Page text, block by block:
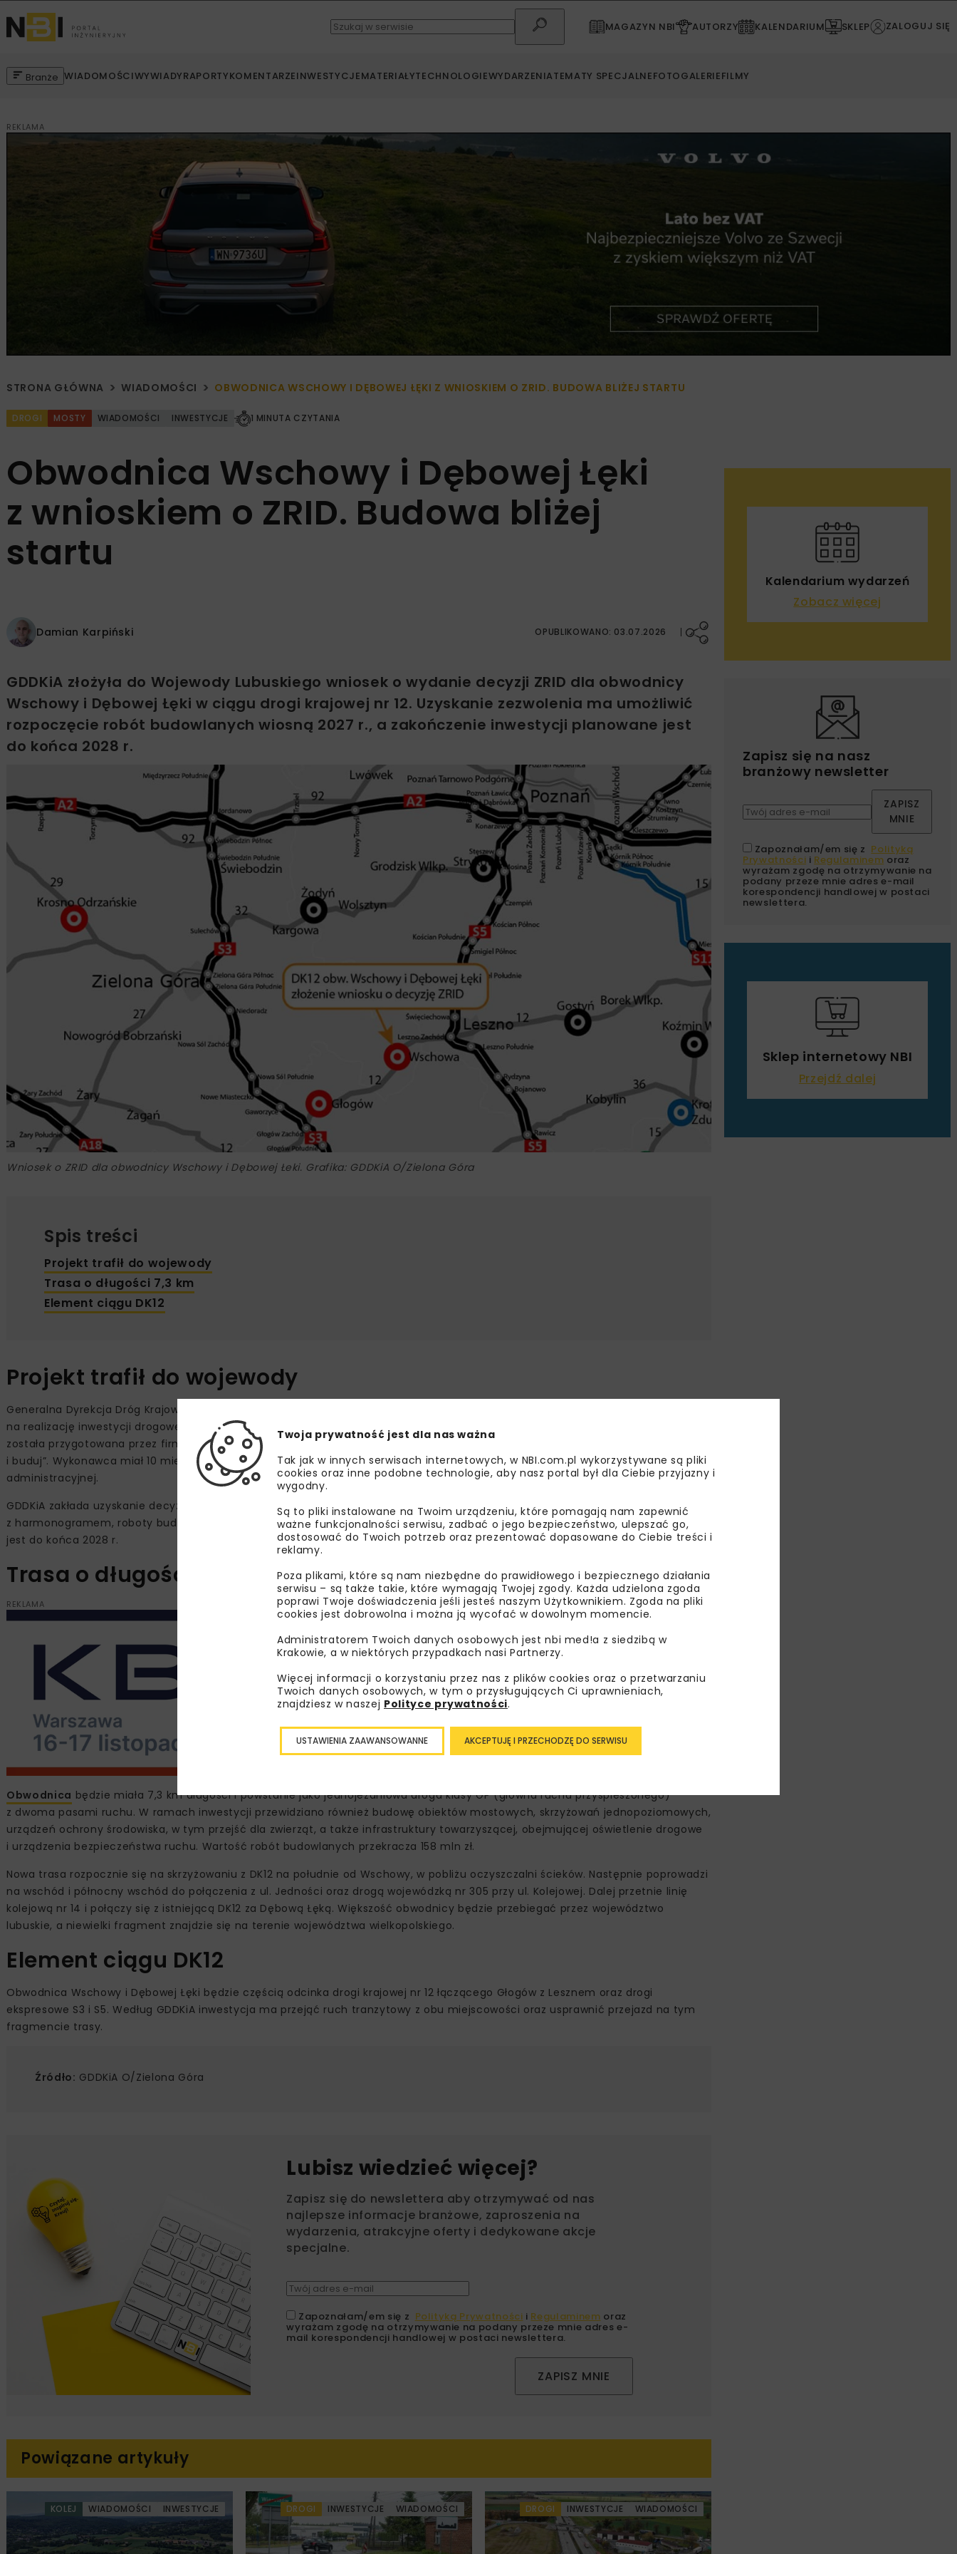
MAGAZYN NBI AUTORZY KALENDARIUM SKLEP ZALOGUJ SIĘ
Branże WIADOMOŚCIWYWIADYRAPORTYKOMENTARZEINWESTYCJEMATERIAŁYTECHNOLOGIEWYDARZENIATEMATY SPECJALNEFOTOGALERIEFILMY
REKLAMA
STRONA GŁÓWNA WIADOMOŚCI OBWODNICA WSCHOWY I DĘBOWEJ ŁĘKI Z WNIOSKIEM O ZRID. BUDOWA BLIŻEJ STARTU
DROGI MOSTY WIADOMOŚCI INWESTYCJE 1 MINUTA CZYTANIA
Obwodnica Wschowy i Dębowej Łęki
z wnioskiem o ZRID. Budowa bliżej
startu
Damian Karpiński OPUBLIKOWANO: 03.07.2026
GDDKiA złożyła do Wojewody Lubuskiego wniosek o wydanie decyzji ZRID dla obwodnicy
Wschowy i Dębowej Łęki w ciągu drogi krajowej nr 12. Uzyskanie zezwolenia ma umożliwić
rozpoczęcie robót budowlanych wiosną 2027 r., a zakończenie inwestycji planowane jest
do końca 2028 r.
Wniosek o ZRID dla obwodnicy Wschowy i Dębowej Łeki. Grafika: GDDKiA O/Zielona Góra
Spis treści
Projekt trafił do wojewody
Trasa o długości 7,3 km
Element ciągu DK12
Projekt trafił do wojewody
Generalna Dyrekcja Dróg Krajowych i Autostrad przekazała do Wojewody Lubuskiego wniosek o wydanie decyzji o zezwoleniu
na realizację inwestycji drogowej (ZRID) dla obwodnicy Wschowy i Dębowej Łęki w ciągu drogi krajowej nr 12. Dokumentacja
została przygotowana przez firmę Mirbud, z którą we wrześniu 2025 r. podpisano umowę na realizację zadania w formule „Projektuj
i buduj”. Wykonawca miał 10 miesięcy na opracowanie projektu budowlanego, niezbędnego do rozpoczęcia procedury
administracyjnej.
GDDKiA zakłada uzyskanie decyzji ZRID na początku 2027 r. Jeśli postępowanie administracyjne przebiegnie zgodnie
z harmonogramem, roboty budowlane rozpoczną się wiosną przyszłego roku. Udostępnienie nowej trasy kierowcom planowane
jest do końca 2028 r.
Trasa o długości 7,3 km
REKLAMA
Obwodnica będzie miała 7,3 km długości i powstanie jako jednojezdniowa droga klasy GP (główna ruchu przyspieszonego)
z dwoma pasami ruchu. W ramach inwestycji przewidziano również budowę obiektów mostowych, skrzyżowań jednopoziomowych,
urządzeń ochrony środowiska, w tym przejść dla zwierząt, a także infrastruktury towarzyszącej, obejmującej oświetlenie drogowe
i urządzenia bezpieczeństwa ruchu. Wartość robót budowlanych przekracza 158 mln zł.
Nowa trasa rozpocznie się na skrzyżowaniu z DK12 na południe od Wschowy, w pobliżu oczyszczalni ścieków. Następnie poprowadzi
na wschód i północny wschód do połączenia z ul. Jedności oraz drogą wojewódzką nr 305 przy ul. Kolejowej. Dalej przetnie linię
kolejową nr 14 i połączy się z istniejącą DK12 za Dębową Łęką. Większość obwodnicy będzie przebiegać przez województwo
lubuskie, a niewielki fragment znajdzie się na terenie województwa wielkopolskiego.
Element ciągu DK12
Obwodnica Wschowy i Dębowej Łęki będzie częścią odcinka drogi krajowej nr 12 łączącego Głogów z Lesznem oraz drogi
ekspresowe S3 i S5. Według GDDKiA inwestycja ma przejąć ruch tranzytowy z obu miejscowości oraz usprawnić przejazd na tym
fragmencie trasy.
Źródło: GDDKiA O/Zielona Góra
Lubisz wiedzieć więcej?
Zapisz się do newslettera aby otrzymywać od nas
najlepsze informacje branżowe, zaproszenia na
wydarzenia, atrakcyjne oferty i dedykowane akcje
specjalne.
Zapoznałam/em się z Polityką Prywatności i Regulaminem oraz
wyrażam zgodę na otrzymywanie na podany przeze mnie adres e-
mail korespondencji handlowej w postaci newslettera.
ZAPISZ MNIE
Powiązane artykuły
KOLEJ WIADOMOŚCI INWESTYCJE DROGI INWESTYCJE WIADOMOŚCI DROGI INWESTYCJE WIADOMOŚCI
Kalendarium wydarzeń
Zobacz więcej
Zapisz się na nasz
branżowy newsletter
ZAPISZ
MNIE
Zapoznałam/em się z Polityką
Prywatności i Regulaminem oraz
wyrażam zgodę na otrzymywanie na
podany przeze mnie adres e-mail
korespondencji handlowej w postaci
newslettera.
Sklep internetowy NBI
Przejdź dalej
Twoja prywatność jest dla nas ważna
Tak jak w innych serwisach internetowych, w NBI.com.pl wykorzystywane są pliki
cookies oraz inne podobne technologie, aby nasz portal był dla Ciebie przyjazny i
wygodny.
Są to pliki instalowane na Twoim urządzeniu, które pomagają nam zapewnić
ważne funkcjonalności serwisu, zadbać o jego bezpieczeństwo, ulepszać go,
dostosować do Twoich potrzeb oraz prezentować dopasowane do Ciebie treści i
reklamy.
Poza plikami, które są nam niezbędne do prawidłowego i bezpiecznego działania
serwisu – są także takie, które wymagają Twojej zgody. Każda udzielona zgoda
poprawi Twoje doświadczenia jeśli jesteś naszym Użytkownikiem. Zgoda na pliki
cookies jest dobrowolna i można ją wycofać w dowolnym momencie.
Administratorem Twoich danych osobowych jest nbi med!a z siedzibą w
Krakowie, a w niektórych przypadkach nasi Partnerzy.
Więcej informacji o korzystaniu przez nas z plików cookies oraz o przetwarzaniu
Twoich danych osobowych, w tym o przysługujących Ci uprawnieniach,
znajdziesz w naszej Polityce prywatności.
AKCEPTUJĘ I PRZECHODZĘ DO SERWISU
USTAWIENIA ZAAWANSOWANNE